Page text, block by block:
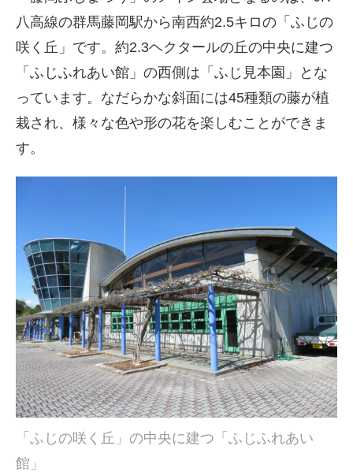
八高線の群馬藤岡駅から南西約2.5キロの「ふじの
咲く丘」です。約2.3ヘクタールの丘の中央に建つ
「ふじふれあい館」の西側は「ふじ見本園」とな
っています。なだらかな斜面には45種類の藤が植
栽され、様々な色や形の花を楽しむことができま
す。
「ふじの咲く丘」の中央に建つ「ふじふれあい
館」